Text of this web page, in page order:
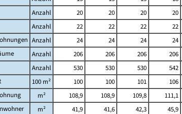
Anzahl 20 20 20 20
Anzahl 22 22 22 22
Anzahl 24 24 24 24
Anzahl 206 206 206 206
Anzahl 530 530 530 542
100 m² 100 100 101 106
m² 108,9 108,9 109,8 111,1
m² 41,9 41,6 42,3 45,9